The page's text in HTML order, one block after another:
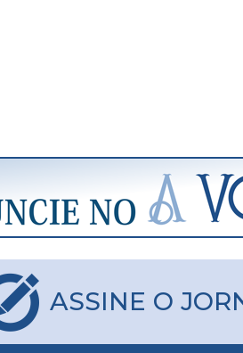
ASSINE O